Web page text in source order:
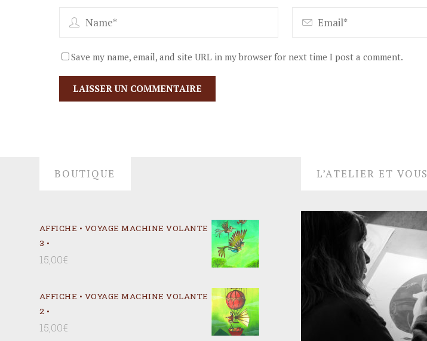
Save my name, email, and site URL in my browser for next time I post a comment.
BOUTIQUE
AFFICHE • VOYAGE MACHINE VOLANTE
3 •
15,00€
AFFICHE • VOYAGE MACHINE VOLANTE
2 •
15,00€
L’ATELIER ET VOUS